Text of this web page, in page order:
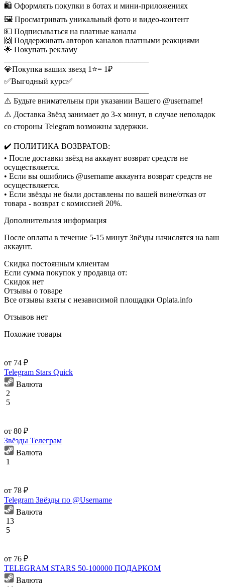
🛍️ Оформлять покупки в ботах и мини-приложениях
🖼️ Просматривать уникальный фото и видео-контент
💵 Подписываться на платные каналы
🙌 Поддерживать авторов каналов платными реакциями
🌟 Покупать рекламу
💎Покупка ваших звезд 1⭐= 1₽
✅Выгодный курс✅
⚠️ Будьте внимательны при указании Вашего @username!
⚠️ Доставка Звёзд занимает до 3-х минут, в случае неполадок
со стороны Telegram возможны задержки.
✔️ ПОЛИТИКА ВОЗВРАТОВ:
• После доставки звёзд на аккаунт возврат средств не
осуществляется.
• Если вы ошиблись @username аккаунта возврат средств не
осуществляется.
• Если звёзды не были доставлены по вашей вине/отказ от
товара - возврат с комиссией 20%.
Дополнительная информация
После оплаты в течение 5-15 минут Звёзды начислятся на ваш
аккаунт.
Скидка постоянным клиентам
Если сумма покупок у продавца от:
Скидок нет
Отзывы о товаре
Все отзывы взяты с независимой площадки Oplata.info
Отзывов нет
Похожие товары
от 74 ₽
Telegram Stars Quick
Валюта
2
5
от 80 ₽
Звёзды Телеграм
Валюта
1
от 78 ₽
Telegram Звёзды по @Username
Валюта
13
5
от 76 ₽
TELEGRAM STARS 50-100000 ПОДАРКОМ
Валюта